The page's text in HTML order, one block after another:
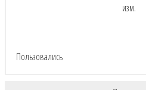
изм.
Пользовались